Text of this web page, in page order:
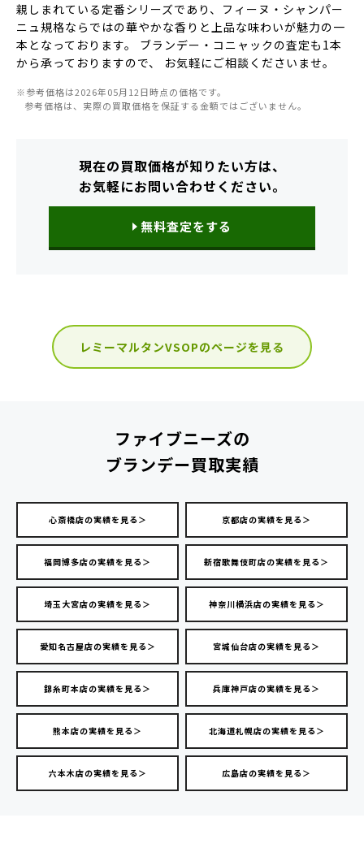
親しまれている定番シリーズであり、フィーヌ・シャンパー
ニュ規格ならではの華やかな香りと上品な味わいが魅力の一
本となっております。 ブランデー・コニャックの査定も1本
から承っておりますので、 お気軽にご相談くださいませ。
※参考価格は2026年05月12日時点の価格です。
参考価格は、実際の買取価格を保証する金額ではございません。
現在の買取価格が知りたい方は、
お気軽にお問い合わせください。
無料査定をする
レミーマルタンVSOPのページを見る
ファイブニーズの
ブランデー買取実績
心斎橋店の実績を見る＞ 京都店の実績を見る＞
福岡博多店の実績を見る＞ 新宿歌舞伎町店の実績を見る＞
埼玉大宮店の実績を見る＞ 神奈川横浜店の実績を見る＞
愛知名古屋店の実績を見る＞ 宮城仙台店の実績を見る＞
錦糸町本店の実績を見る＞ 兵庫神戸店の実績を見る＞
熊本店の実績を見る＞ 北海道札幌店の実績を見る＞
六本木店の実績を見る＞ 広島店の実績を見る＞